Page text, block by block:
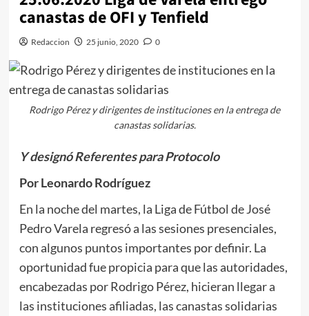
canastas de OFI y Tenfield
Redaccion 25 junio, 2020 0
Rodrigo Pérez y dirigentes de instituciones en la entrega de
canastas solidarias.
Y designó Referentes para Protocolo
Por Leonardo Rodríguez
En la noche del martes, la Liga de Fútbol de José
Pedro Varela regresó a las sesiones presenciales,
con algunos puntos importantes por definir. La
oportunidad fue propicia para que las autoridades,
encabezadas por Rodrigo Pérez, hicieran llegar a
las instituciones afiliadas, las canastas solidarias